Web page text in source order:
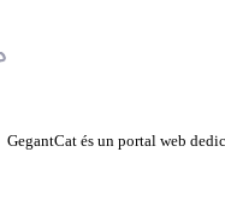
GegantCat és un portal web